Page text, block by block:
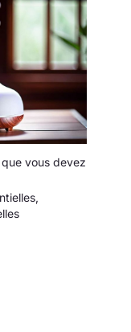
vous devez
,